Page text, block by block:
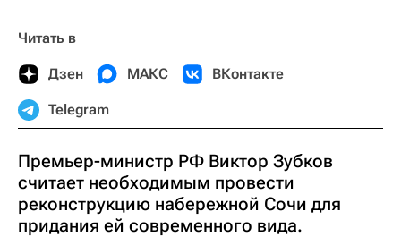
Читать в
Дзен МАКС ВКонтакте
Telegram
Премьер-министр РФ Виктор Зубков
считает необходимым провести
реконструкцию набережной Сочи для
придания ей современного вида.